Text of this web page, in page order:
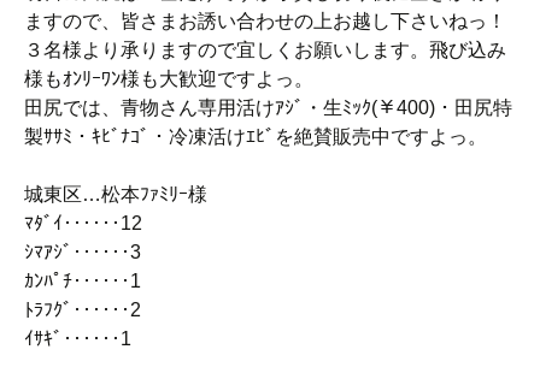
ますので、皆さまお誘い合わせの上お越し下さいねっ！
３名様より承りますので宜しくお願いします。飛び込み
様もｵﾝﾘｰﾜﾝ様も大歓迎ですよっ。
田尻では、青物さん専用活けｱｼﾞ・生ﾐｯｸ(￥400)・田尻特
製ｻｻﾐ・ｷﾋﾞﾅｺﾞ・冷凍活けｴﾋﾞを絶賛販売中ですよっ。
城東区…松本ﾌｧﾐﾘｰ様
ﾏﾀﾞｲ‥‥‥12
ｼﾏｱｼﾞ‥‥‥3
ｶﾝﾊﾟﾁ‥‥‥1
ﾄﾗﾌｸﾞ‥‥‥2
ｲｻｷﾞ‥‥‥1